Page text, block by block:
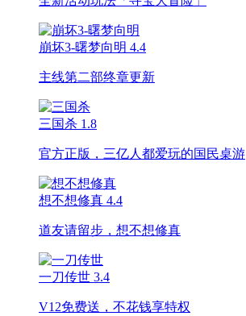
崩坏3-曙梦向明 4.4
主线第二部终章更新
三国杀 1.8
官方正版，三亿人都爱玩的国民桌游
想不想修真 4.4
道友请留步，想不想修真
一刀传世 3.4
V12免费送，不花钱享特权